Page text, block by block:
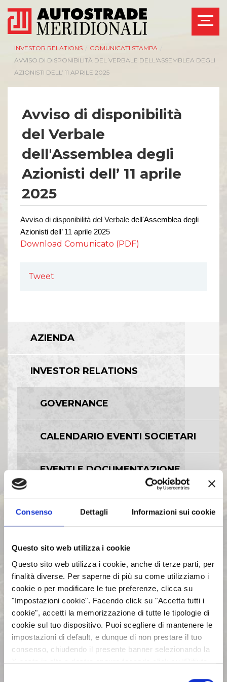
Consenso Dettagli Informazioni sui cookie
Questo sito web utilizza i cookie
Questo sito web utilizza i cookie, anche di terze parti, per
finalità diverse. Per saperne di più su come utilizziamo i
cookie o per modificare le tue preferenze, clicca su
"Impostazioni cookie". Facendo click su "Accetta tutti i
cookie", accetti la memorizzazione di tutte le tipologie di
cookie sul tuo dispositivo. Puoi scegliere di mantenere le
impostazioni di default, e dunque di non prestare il tuo
consenso, chiudendo il presente banner selezionando la
X posta in alto a destra oppure facendo click su “Rifiuta
Management
intermedie
Modello Organizzativo
Linee Guida del
Gruppo ASPI
societari
documentazione
disponibile
Assemblee
Organi Sociali
INVESTOR RELATIONS COMUNICATI STAMPA
AVVISO DI DISPONIBILITÀ DEL VERBALE DELL'ASSEMBLEA DEGLI
AZIONISTI DELL’ 11 APRILE 2025
Avviso di disponibilità
del Verbale
dell'Assemblea degli
Azionisti dell’ 11 aprile
2025
Avviso di disponibilità del Verbale dell'Assemblea degli
Azionisti dell’ 11 aprile 2025
Download Comunicato (PDF)
Tweet
AZIENDA
INVESTOR RELATIONS
GOVERNANCE
CALENDARIO EVENTI SOCIETARI
EVENTI E DOCUMENTAZIONE
BILANCI E RELAZIONI
INTERMEDIE
ASSEMBLEE
COMUNICATI STAMPA
ARCHIVIO 2017